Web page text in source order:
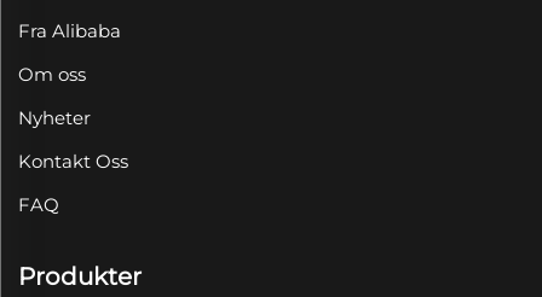
Fra Alibaba
Om oss
Nyheter
Kontakt Oss
FAQ
Produkter